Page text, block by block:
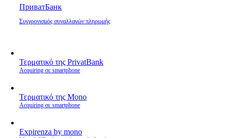
ПриватБанк
Συγχρονισμός συναλλαγών πληρωμής
Τερματικό της PrivatBank
Acquiring σε smartphone
Τερματικό της Mono
Acquiring σε smartphone
Expirenza by mono